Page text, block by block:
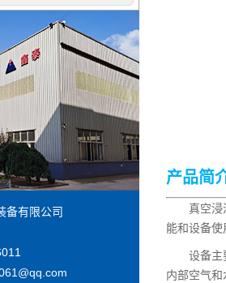
备有限公司
产品简
真空浸漆
能和设备使
设备主要
内部空气和